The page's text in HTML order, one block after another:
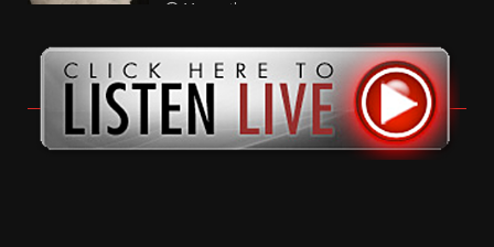
11 months ago